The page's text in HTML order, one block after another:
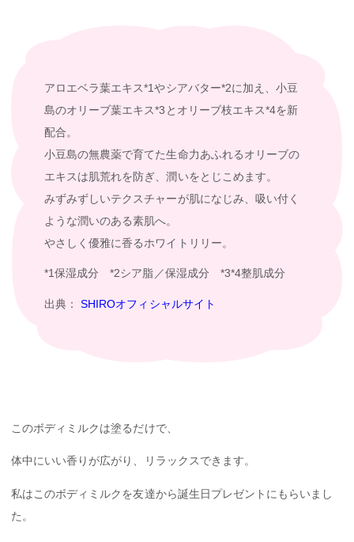
アロエベラ葉エキス*1やシアバター*2に加え、小豆
島のオリーブ葉エキス*3とオリーブ枝エキス*4を新
配合。
小豆島の無農薬で育てた生命力あふれるオリーブの
エキスは肌荒れを防ぎ、潤いをとじこめます。
みずみずしいテクスチャーが肌になじみ、吸い付く
ような潤いのある素肌へ。
やさしく優雅に香るホワイトリリー。
*1保湿成分 *2シア脂／保湿成分 *3*4整肌成分
出典：SHIROオフィシャルサイト
このボディミルクは塗るだけで、
体中にいい香りが広がり、リラックスできます。
私はこのボディミルクを友達から誕生日プレゼントにもらいまし
た。